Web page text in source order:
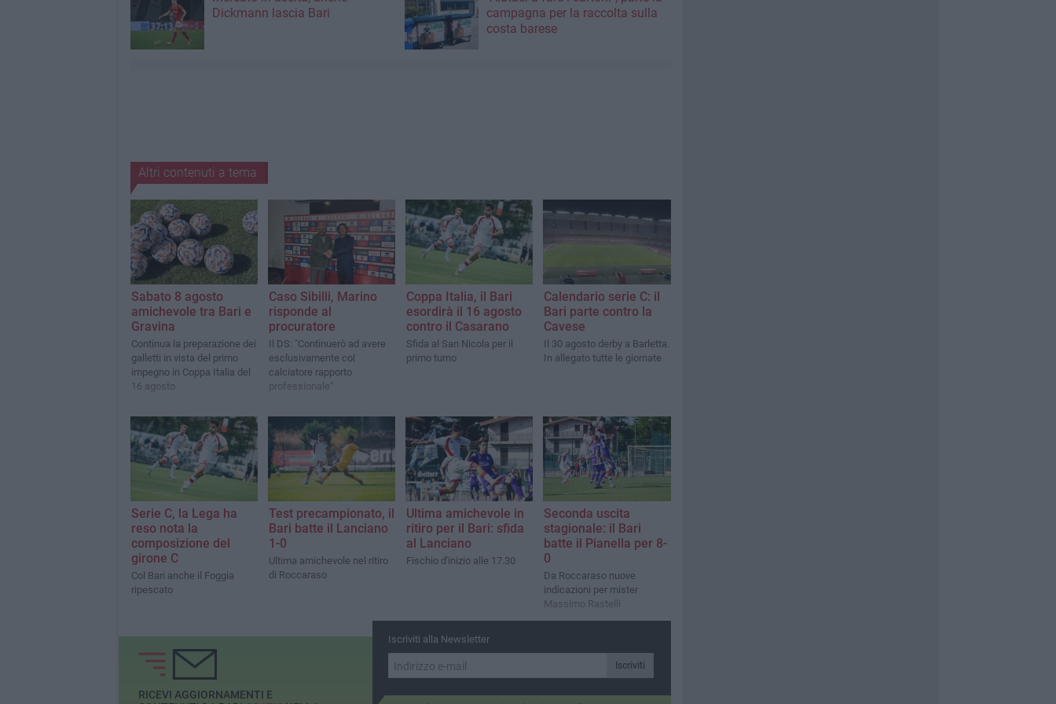
Dickmann lascia Bari
campagna per la raccolta sulla
costa barese
Altri contenuti a tema
Sabato 8 agosto
amichevole tra Bari e
Gravina
Continua la preparazione dei
galletti in vista del primo
impegno in Coppa Italia del
16 agosto
Caso Sibilli, Marino
risponde al
procuratore
Il DS: "Continuerò ad avere
esclusivamente col
calciatore rapporto
professionale"
Coppa Italia, il Bari
esordirà il 16 agosto
contro il Casarano
Sfida al San Nicola per il
primo turno
Calendario serie C: il
Bari parte contro la
Cavese
Il 30 agosto derby a Barletta.
In allegato tutte le giornate
Serie C, la Lega ha
reso nota la
composizione del
girone C
Col Bari anche il Foggia
ripescato
Test precampionato, il
Bari batte il Lanciano
1-0
Ultima amichevole nel ritiro
di Roccaraso
Ultima amichevole in
ritiro per il Bari: sfida
al Lanciano
Fischio d'inizio alle 17.30
Seconda uscita
stagionale: il Bari
batte il Pianella per 8-
0
Da Roccaraso nuove
indicazioni per mister
Massimo Rastelli
Iscriviti alla Newsletter
Iscriviti
RICEVI AGGIORNAMENTI E